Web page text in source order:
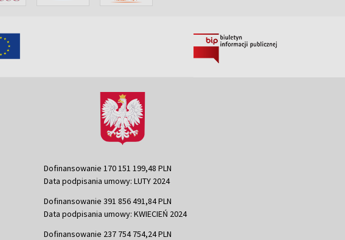
Dofinansowanie 170 151 199,48 PLN
Data podpisania umowy: LUTY 2024
Dofinansowanie 391 856 491,84 PLN
Data podpisania umowy: KWIECIEŃ 2024
Dofinansowanie 237 754 754,24 PLN